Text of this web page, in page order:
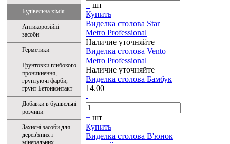
Будівельна хімія
Антикорозійні
засоби
Герметики
Грунтовки глибокого
проникнення,
грунтуючі фарби,
грунт Бетонконтакт
Добавки в будівельні
розчини
Захисні засоби для
дерев'яних і
мінеральних
+ шт
Купить
Виделка столова Star
Metro Professional
Наличие уточняйте
Виделка столова Vento
Metro Professional
Наличие уточняйте
Виделка столова Бамбук
14.00
-
+ шт
Купить
Виделка столова В'юнок